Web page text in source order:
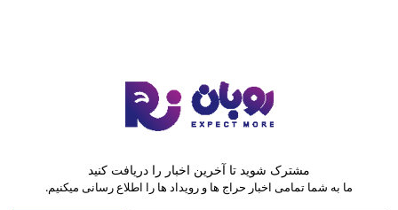
مشترک شوید تا آخرین اخبار را دریافت کنید
ما به شما تمامی اخبار حراج ها و رویداد ها را اطلاع رسانی میکنیم.